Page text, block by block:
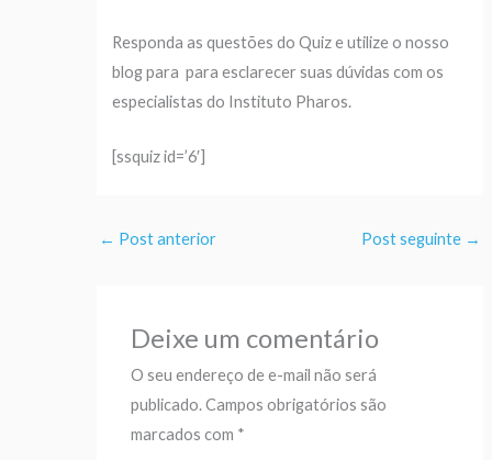
Responda as questões do Quiz e utilize o nosso
blog para para esclarecer suas dúvidas com os
especialistas do Instituto Pharos.
[ssquiz id=’6′]
← Post anterior Post seguinte →
Deixe um comentário
O seu endereço de e-mail não será
publicado.Campos obrigatórios são
marcados com *